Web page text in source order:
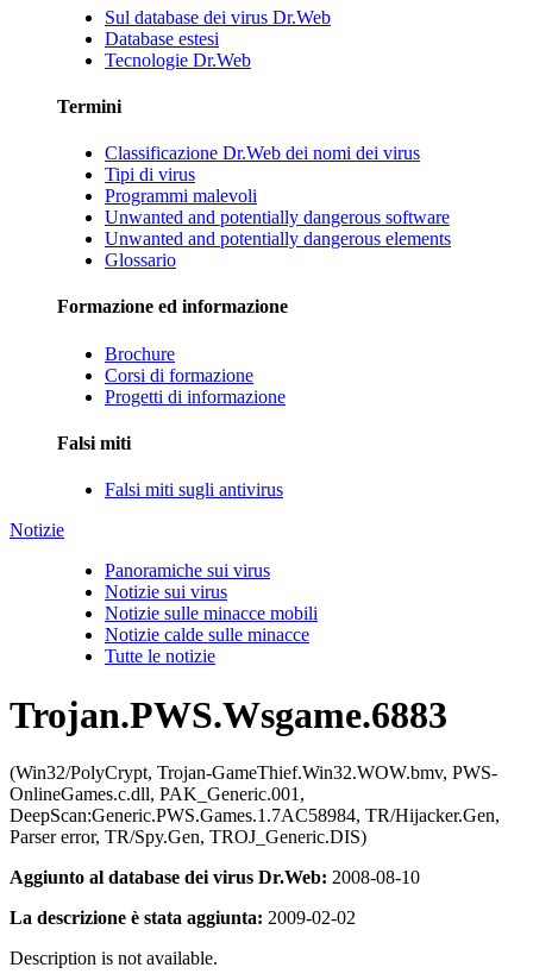
Sul database dei virus Dr.Web
Database estesi
Tecnologie Dr.Web
Termini
Classificazione Dr.Web dei nomi dei virus
Tipi di virus
Programmi malevoli
Unwanted and potentially dangerous software
Unwanted and potentially dangerous elements
Glossario
Formazione ed informazione
Brochure
Corsi di formazione
Progetti di informazione
Falsi miti
Falsi miti sugli antivirus
Notizie
Panoramiche sui virus
Notizie sui virus
Notizie sulle minacce mobili
Notizie calde sulle minacce
Tutte le notizie
Trojan.PWS.Wsgame.6883
(Win32/PolyCrypt, Trojan-GameThief.Win32.WOW.bmv, PWS-
OnlineGames.c.dll, PAK_Generic.001,
DeepScan:Generic.PWS.Games.1.7AC58984, TR/Hijacker.Gen,
Parser error, TR/Spy.Gen, TROJ_Generic.DIS)
Aggiunto al database dei virus Dr.Web: 2008-08-10
La descrizione è stata aggiunta: 2009-02-02
Description is not available.